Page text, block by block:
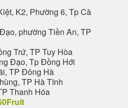
K2, Phường 6, Tp Cà
phường Tiền An, TP
Trứ, TP Tuy Hòa
Đạo, Tp Đồng Hới
TP Đông Hà
TP Hà Tĩnh
Thanh Hóa